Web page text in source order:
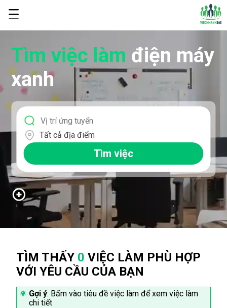
Tìm việc làm điện máy
xanh
Tất cả địa điểm
Tìm việc
TÌM THẤY 0 VIỆC LÀM PHÙ HỢP
VỚI YÊU CẦU CỦA BẠN
Gợi ý: Bấm vào tiêu đề việc làm để xem việc làm
chi tiết